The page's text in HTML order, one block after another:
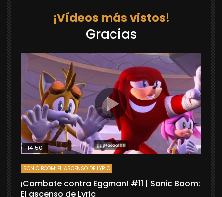
¡Vídeos más vistos!
Gracias
14:50
SONIC BOOM: EL ASCENSO DE LYRIC
¡Combate contra Eggman! #11 | Sonic Boom:
El ascenso de Lyric